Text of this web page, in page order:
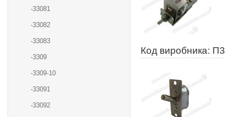
-33081
-33082
-33083
-3309
-3309-10
-33091
-33092
Код виробника: